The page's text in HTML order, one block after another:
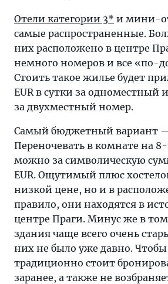
Отели категории 3* и мини-
самые распространенные.
них расположено в центре
немного номеров и все «по-
Стоить такое жилье будет
EUR в сутки за одноместный
за двухместный номер.
Самый бюджетный вариант
Переночевать в комнате на 8-
можно за символическую
EUR. Ощутимый плюс
низкой цене, но и в
правило, они находятся в
центре Праги. Минус же в
здания чаще всего очень
них не было уже давно.
традиционно стоит
заранее, а также не